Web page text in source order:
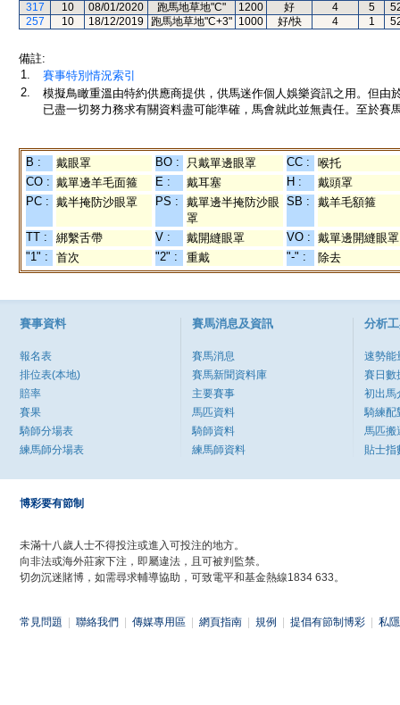
317
10 08/01/2020 跑馬地草地"C" 1200 好 4 5
257
10 18/12/2019 跑馬地草地"C+3" 1000 好/快 4 1
備註:
1.
賽事特別情況索引
2.
模擬鳥瞰重溫由特約供應商提供，供馬迷作個人娛樂資訊之用。但
已盡一切努力務求有關資料盡可能準確，馬會就此並無責任。至於賽
B : 戴眼罩 BO : 只戴單邊眼罩 CC :
喉托
CO : 戴單邊羊毛面箍 E : 戴耳塞 H :
戴頭罩
PC : 戴半掩防沙眼罩 PS :
戴單邊半掩防沙眼
罩
SB : 戴羊毛額箍
TT : 綁繫舌帶 V : 戴開縫眼罩 VO : 戴單邊開縫眼罩
"1" :
首次 "2" : 重戴 "-" : 除去
賽事資料
報名表
排位表(本地)
賠率
賽果
騎師分場表
練馬師分場表
賽馬消息及資訊
賽馬消息
賽馬新聞資料庫
主要賽事
馬匹資料
騎師資料
練馬師資料
分析
速勢能
賽日數
初出馬
騎練配
馬匹搬
貼士指
博彩要有節制
未滿十八歲人士不得投注或進入可投注的地方。
向非法或海外莊家下注，即屬違法，且可被判監禁。
切勿沉迷賭博，如需尋求輔導協助，可致電平和基金熱線1834 633。
常見問題 聯絡我們 傳媒專用區 網頁指南 規例 提倡有節制博彩 私